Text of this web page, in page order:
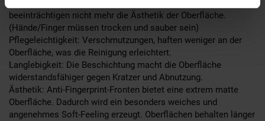
beeinträchtigen nicht mehr die Ästhetik der Oberfläche.
(Hände/Finger müssen trocken und sauber sein)
Pflegeleichtigkeit: Verschmutzungen, haften weniger an der
Oberfläche, was die Reinigung erleichtert.
Langlebigkeit: Die Beschichtung macht die Oberfläche
widerstandsfähiger gegen Kratzer und Abnutzung.
Ästhetik: Anti-Fingerprint-Fronten bietet eine extrem matte
Oberfläche. Dadurch wird ein besonders weiches und
angenehmes Soft-Feeling erzeugt. Oberflächen behalten länger